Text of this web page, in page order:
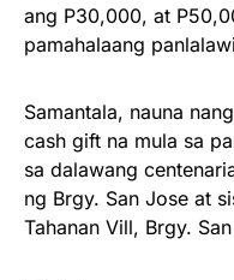
ang P30,000, at
pamahalaang
Samantala, nauna
cash gift na mula sa
sa dalawang
ng Brgy. San Jose at
Tahanan Vill, Brgy.